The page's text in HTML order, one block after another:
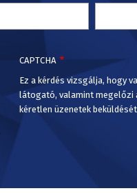
CAPTCHA
Ez a kérdés vizsgálja, hogy
látogató, valamint megelőzi
kéretlen üzenetek